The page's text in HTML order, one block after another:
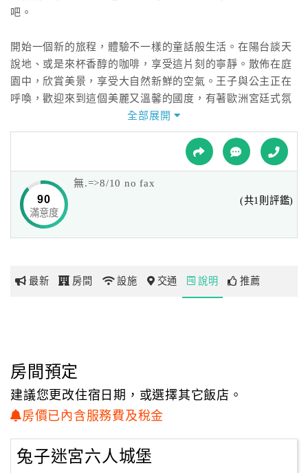
特
民
宿
球
網
玩
地
圖
顧
務
吧。
開始一個新的旅程，體驗不一樣的童話般生活。在陽台談天
說地、或是來杯香醇的咖啡，享受這片刻的寧靜。散佈在庭
園中，欣賞美景，享受大自然新鮮的空氣。王子與公主正在
呼喚，歡迎來到這個美麗又溫馨的國度，有著歐洲宮廷式氛
圍的國度，體驗童話般的不一樣生活。
全部展開
90
滿意度
無.=>8/10 no fax
(共1則評鑑)
最新 房間 設施 交通 說明 推薦
房間預定
建議您更改住宿日期，或選擇其它飯店。
房價已內含服務費及稅金
兔子迷宮六人城堡